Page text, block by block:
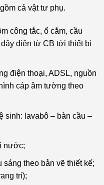
cả vật tư phụ.
công tắc, ổ cắm, cầu
điện từ CB tới thiết bị
điện thoại, ADSL, nguồn
cáp âm tường theo
sinh: lavabô – bàn cầu –
nước;
sáng theo bản vẽ thiết kế;
trí);